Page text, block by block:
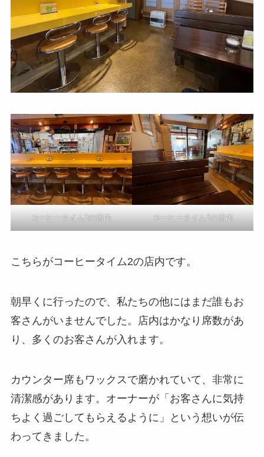
コーヒータイム2の店内 コーヒータイム2の店内
こちらがコーヒータイム2の店内です。
朝早くに行ったので、私たちの他にはまだ誰もお
客さんがいませんでした。店内はかなり席数があ
り、多くのお客さんが入れます。
カウンター席もワックスで磨かれていて、非常に
清潔感があります。オーナーが「お客さんに気持
ちよく過ごしてもらえるように」という想いが伝
わってきました。